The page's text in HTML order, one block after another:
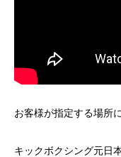
お客様が指定する場所
キックボクシング元日